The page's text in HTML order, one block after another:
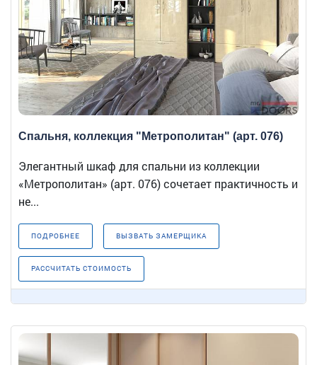
Спальня, коллекция "Метрополитан" (арт. 076)
Элегантный шкаф для спальни из коллекции
«Метрополитан» (арт. 076) сочетает практичность и
не...
ПОДРОБНЕЕ ВЫЗВАТЬ ЗАМЕРЩИКА
РАССЧИТАТЬ СТОИМОСТЬ